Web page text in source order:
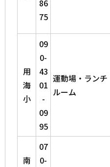
86
75
用
海
小
09
0-
43
01
-
09
95
運動場・ランチ
ルーム
南
07
0-